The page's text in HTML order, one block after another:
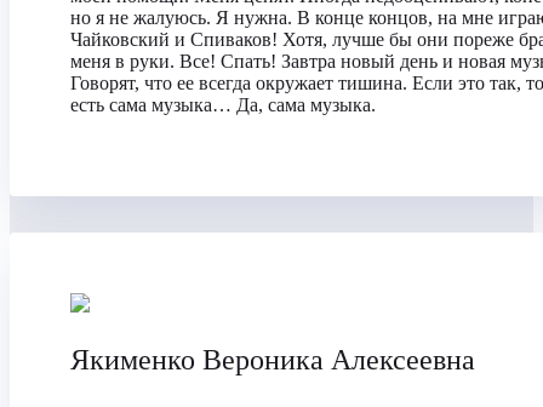
но я не жалуюсь. Я нужна. В конце концов, на мне
Чайковский и Спиваков! Хотя, лучше бы они пореже
меня в руки. Все! Спать! Завтра новый день и новая
Говорят, что ее всегда окружает тишина. Если это так,
есть сама музыка… Да, сама музыка.
Якименко Вероника Алексеевна